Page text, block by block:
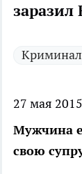
Криминал
27 мая 2015
Мужчина
свою